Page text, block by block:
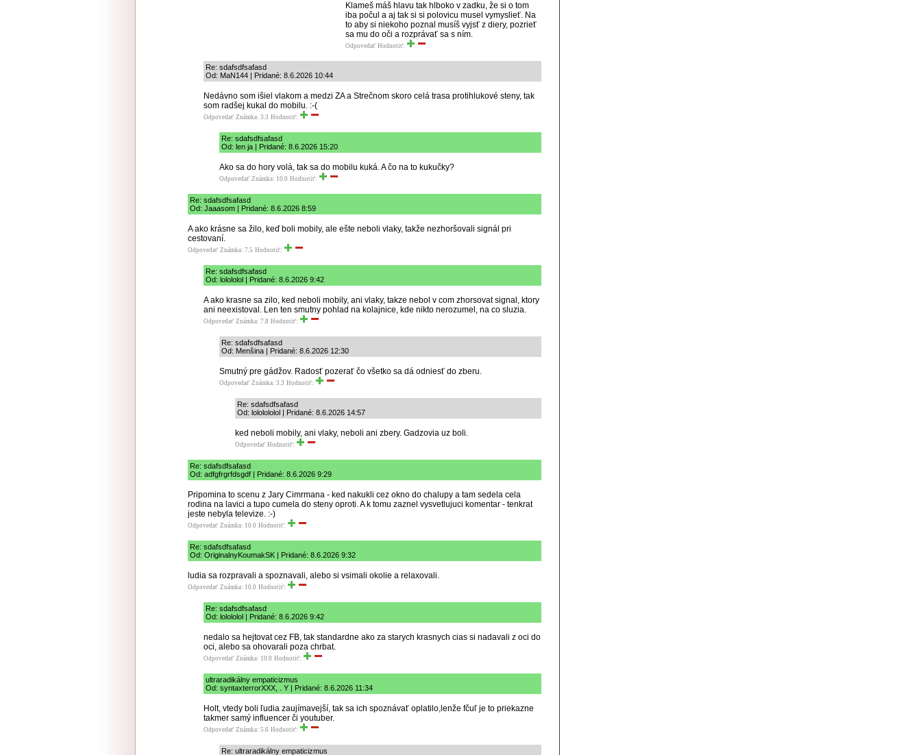
Klameš máš hlavu tak hlboko v zadku, že si o tom
iba počul a aj tak si si polovicu musel vymyslieť. Na
to aby si niekoho poznal musíš vyjsť z diery, pozrieť
sa mu do oči a rozprávať sa s ním.
Odpovedať Hodnotiť:
Re: sdafsdfsafasd
Od: MaN144 | Pridané: 8.6.2026 10:44
Nedávno som išiel vlakom a medzi ZA a Strečnom skoro celá trasa protihlukové steny, tak
som radšej kukal do mobilu. :-(
Odpovedať Známka: 3.3 Hodnotiť:
Re: sdafsdfsafasd
Od: len ja | Pridané: 8.6.2026 15:20
Ako sa do hory volá, tak sa do mobilu kuká. A čo na to kukučky?
Odpovedať Známka: 10.0 Hodnotiť:
Re: sdafsdfsafasd
Od: Jaaasom | Pridané: 8.6.2026 8:59
A ako krásne sa žilo, keď boli mobily, ale ešte neboli vlaky, takže nezhoršovali signál pri
cestovaní.
Odpovedať Známka: 7.5 Hodnotiť:
Re: sdafsdfsafasd
Od: lolololol | Pridané: 8.6.2026 9:42
A ako krasne sa zilo, ked neboli mobily, ani vlaky, takze nebol v com zhorsovat signal, ktory
ani neexistoval. Len ten smutny pohlad na kolajnice, kde nikto nerozumel, na co sluzia.
Odpovedať Známka: 7.8 Hodnotiť:
Re: sdafsdfsafasd
Od: Menšina | Pridané: 8.6.2026 12:30
Smutný pre gádžov. Radosť pozerať čo všetko sa dá odniesť do zberu.
Odpovedať Známka: 3.3 Hodnotiť:
Re: sdafsdfsafasd
Od: lololololol | Pridané: 8.6.2026 14:57
ked neboli mobily, ani vlaky, neboli ani zbery. Gadzovia uz boli.
Odpovedať Hodnotiť:
Re: sdafsdfsafasd
Od: adfgfrgrfdsgdf | Pridané: 8.6.2026 9:29
Pripomina to scenu z Jary Cimrmana - ked nakukli cez okno do chalupy a tam sedela cela
rodina na lavici a tupo cumela do steny oproti. A k tomu zaznel vysvetlujuci komentar - tenkrat
jeste nebyla televize. :-)
Odpovedať Známka: 10.0 Hodnotiť:
Re: sdafsdfsafasd
Od: OriginalnyKoumakSK | Pridané: 8.6.2026 9:32
ludia sa rozpravali a spoznavali, alebo si vsimali okolie a relaxovali.
Odpovedať Známka: 10.0 Hodnotiť:
Re: sdafsdfsafasd
Od: lolololol | Pridané: 8.6.2026 9:42
nedalo sa hejtovat cez FB, tak standardne ako za starych krasnych cias si nadavali z oci do
oci, alebo sa ohovarali poza chrbat.
Odpovedať Známka: 10.0 Hodnotiť:
ultraradikálny empaticizmus
Od: syntaxterrorXXX, . Y | Pridané: 8.6.2026 11:34
Holt, vtedy boli ľudia zaujímavejší, tak sa ich spoznávať oplatilo,lenže fčuľ je to priekazne
takmer samý influencer či youtuber.
Odpovedať Známka: 5.6 Hodnotiť:
Re: ultraradikálny empaticizmus